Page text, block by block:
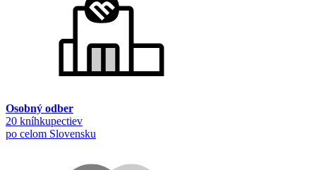
Osobný odber
20 kníhkupectiev
po celom Slovensku